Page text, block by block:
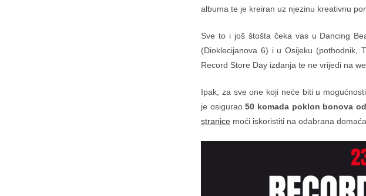
albuma te je kreiran uz njezinu kreativnu
Sve to i još štošta čeka vas u Dancing
(Dioklecijanova 6) i u Osijeku (pothodnik,
Record Store Day izdanja te ne vrijedi na
Ipak, za sve one koji neće biti u
je osigurao50 komada poklon bonova
stranice moći iskoristiti na odabrana